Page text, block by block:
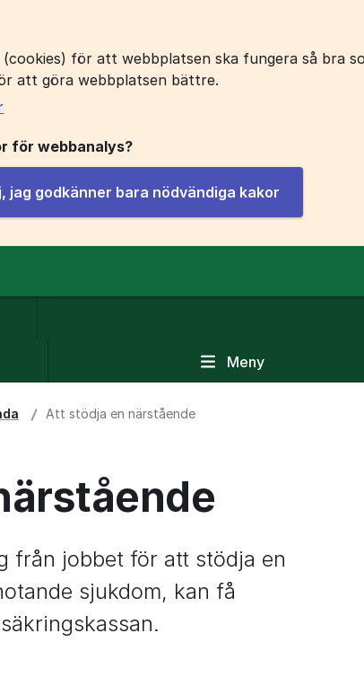
för att webbplatsen ska fungera så bra
att göra webbplatsen bättre.
för webbanalys?
jag godkänner bara nödvändiga kakor
Meny
Att stödja en närstående
från jobbet för att stödja en
sjukdom, kan få